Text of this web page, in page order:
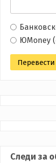
ЮMoney
Следи за